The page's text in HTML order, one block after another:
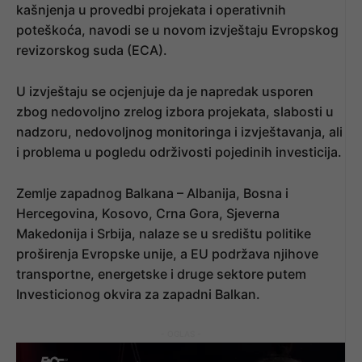
kašnjenja u provedbi projekata i operativnih
poteškoća, navodi se u novom izvještaju Evropskog
revizorskog suda (ECA).
U izvještaju se ocjenjuje da je napredak usporen
zbog nedovoljno zrelog izbora projekata, slabosti u
nadzoru, nedovoljnog monitoringa i izvještavanja, ali
i problema u pogledu održivosti pojedinih investicija.
Zemlje zapadnog Balkana – Albanija, Bosna i
Hercegovina, Kosovo, Crna Gora, Sjeverna
Makedonija i Srbija, nalaze se u središtu politike
proširenja Evropske unije, a EU podržava njihove
transportne, energetske i druge sektore putem
Investicionog okvira za zapadni Balkan.